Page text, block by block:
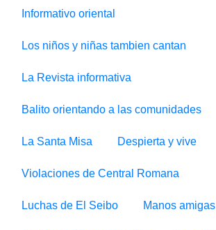
Informativo oriental
Los niños y niñas tambien cantan
La Revista informativa
Balito orientando a las comunidades
La Santa Misa Despierta y vive
Violaciones de Central Romana
Luchas de El Seibo Manos amigas